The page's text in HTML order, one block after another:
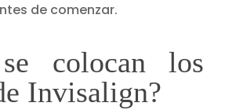
de comenzar.
colocan los
Invisalign?